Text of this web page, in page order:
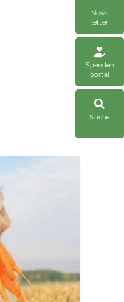
News
letter
Spenden
portal
Suche